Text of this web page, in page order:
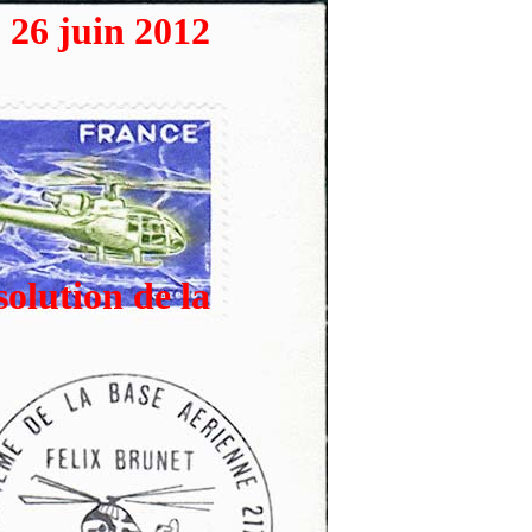
26 juin 2012
de la